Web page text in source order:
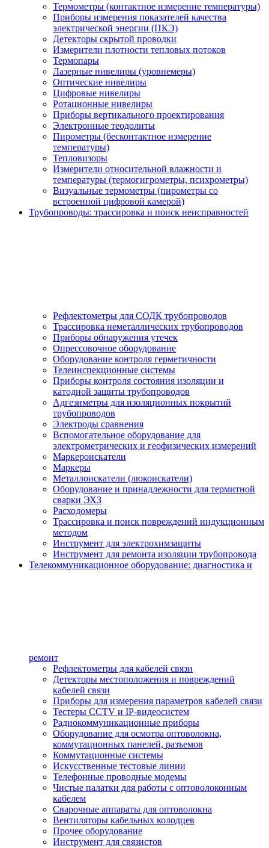
Термометры (контактное измерение температуры)
Приборы измерения показателей качества
электрической энергии (ПКЭ)
Детекторы скрытой проводки
Измерители плотности тепловых потоков
Термопары
Лазерные нивелиры (уровнемеры)
Оптические нивелиры
Цифровые нивелиры
Ротационные нивелиры
Приборы вертикального проектирования
Электронные теодолиты
Пирометры (бесконтактное измерение
температуры)
Тепловизоры
Измерители относительной влажности и
температуры (термогигрометры, психрометры)
Визуальные термометры (пирометры со
встроенной цифровой камерой)
Трубопроводы: трассировка и поиск неисправностей
Рефлектометры для СОДК трубопроводов
Трассировка неметаллических трубопроводов
Приборы обнаружения утечек
Опрессовочное оборудование
Оборудование контроля герметичности
Телеинспекционные системы
Приборы контроля состояния изоляции и
катодной защиты трубопроводов
Адгезиметры для изоляционных покрытий
трубопроводов
Электроды сравнения
Вспомогательное оборудование для
электрометрических и геофизических измерений
Маркероискатели
Маркеры
Металлоискатели (люкоискатели)
Оборудование и принадлежности для термитной
сварки ЭХЗ
Расходомеры
Трассировка и поиск повреждений индукционным
методом
Инструмент для электрохимзащиты
Инструмент для ремонта изоляции трубопровода
Телекоммуникационное оборудование: диагностика и
ремонт
Рефлектометры для кабелей связи
Детекторы местоположения и повреждений
кабелей связи
Приборы для измерения параметров кабелей связи
Тестеры CCTV и IP-видеосистем
Радиокоммуникационные приборы
Оборудование для осмотра оптоволокна,
коммутационных панелей, разъемов
Коммутационные системы
Искусственные тестовые линии
Телефонные проводные модемы
Чистые палатки для работы с оптоволоконным
кабелем
Сварочные аппараты для оптоволокна
Вентиляторы кабельных колодцев
Прочее оборудование
Инструмент для связистов